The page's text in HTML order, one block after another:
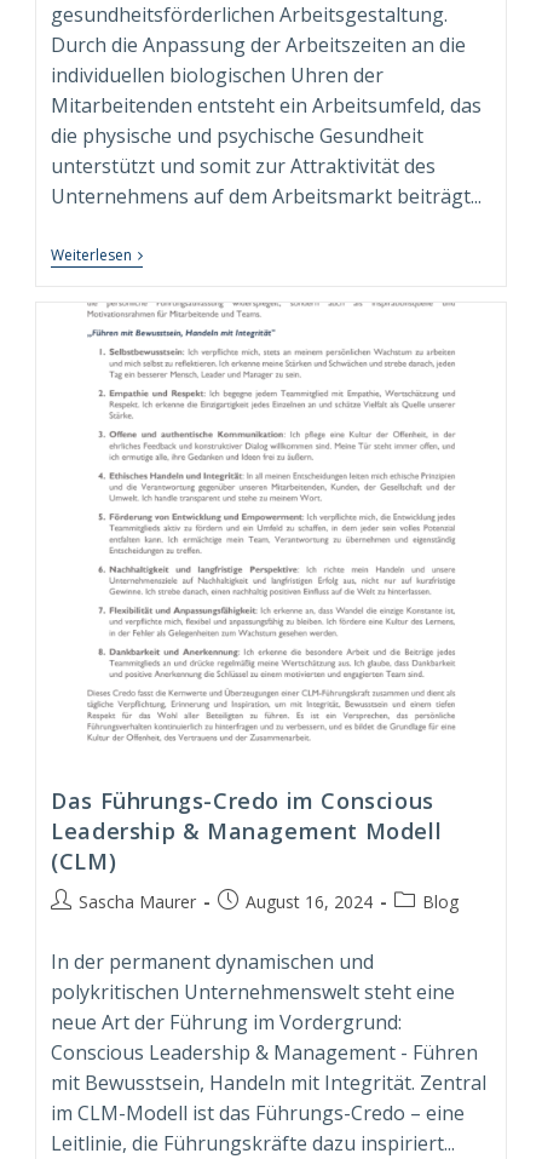
gesundheitsförderlichen Arbeitsgestaltung.
Durch die Anpassung der Arbeitszeiten an die
individuellen biologischen Uhren der
Mitarbeitenden entsteht ein Arbeitsumfeld, das
die physische und psychische Gesundheit
unterstützt und somit zur Attraktivität des
Unternehmens auf dem Arbeitsmarkt beiträgt...
Weiterlesen Rhythmus
Der
Wie
Chrono-
Working
Die
Arbeitswelt
Revolutioniert
Das Führungs-Credo im Conscious
Leadership & Management Modell
(CLM)
Beitrags-
Sascha Maurer
BeitragAugust 16, 2024
Beitrags-
Blog
In der permanent dynamischen und
polykritischen Unternehmenswelt steht eine
neue Art der Führung im Vordergrund:
Conscious Leadership & Management - Führen
mit Bewusstsein, Handeln mit Integrität. Zentral
im CLM-Modell ist das Führungs-Credo – eine
Leitlinie, die Führungskräfte dazu inspiriert...